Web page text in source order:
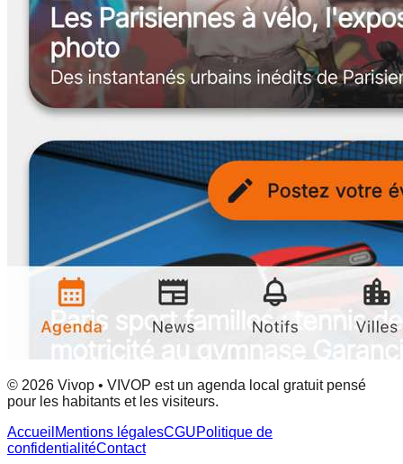
© 2026 Vivop • VIVOP est un agenda local gratuit pensé
pour les habitants et les visiteurs.
Accueil Mentions légalesCGUPolitique de
confidentialitéContact